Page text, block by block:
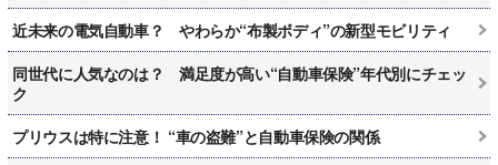
近未来の電気自動車？ やわらか“布製ボディ”の新型モビリティ
同世代に人気なのは？ 満足度が高い“自動車保険”年代別にチェッ
ク
プリウスは特に注意！ “車の盗難”と自動車保険の関係